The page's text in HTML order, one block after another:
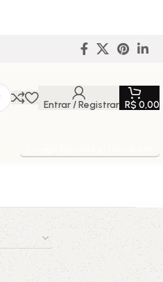
Entrar / Registrar R$ 0,00